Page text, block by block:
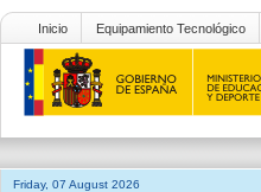
Inicio Equipamiento Tecnológico
Friday, 07 August 2026